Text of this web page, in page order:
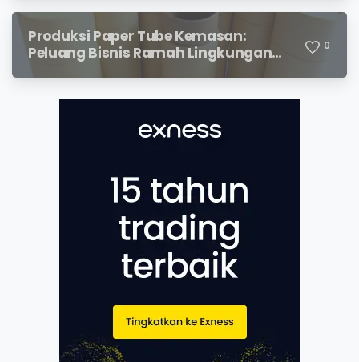
Produksi Paper Tube Kemasan:
Peluang Bisnis Ramah Lingkungan
0